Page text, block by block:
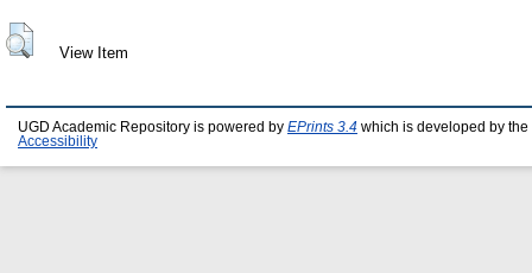
View Item
UGD Academic Repository is powered by EPrints 3.4 which is developed by the
Accessibility